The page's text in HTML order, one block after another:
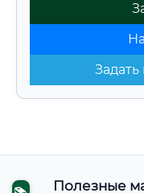
Полезные